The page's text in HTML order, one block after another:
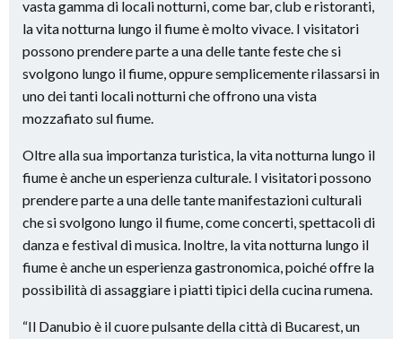
vasta gamma di locali notturni, come bar, club e ristoranti,
la vita notturna lungo il fiume è molto vivace. I visitatori
possono prendere parte a una delle tante feste che si
svolgono lungo il fiume, oppure semplicemente rilassarsi in
uno dei tanti locali notturni che offrono una vista
mozzafiato sul fiume.
Oltre alla sua importanza turistica, la vita notturna lungo il
fiume è anche un esperienza culturale. I visitatori possono
prendere parte a una delle tante manifestazioni culturali
che si svolgono lungo il fiume, come concerti, spettacoli di
danza e festival di musica. Inoltre, la vita notturna lungo il
fiume è anche un esperienza gastronomica, poiché offre la
possibilità di assaggiare i piatti tipici della cucina rumena.
“Il Danubio è il cuore pulsante della città di Bucarest, un